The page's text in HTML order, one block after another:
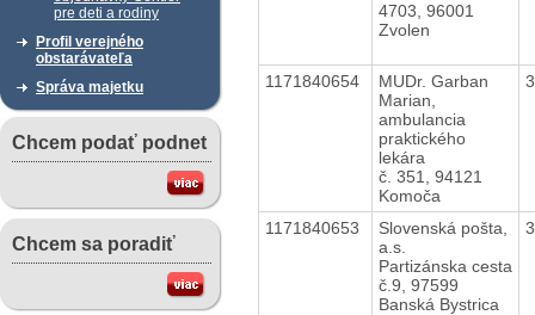
pre deti a rodiny
Profil verejného
obstarávateľa
Správa majetku
Chcem podať podnet
Chcem sa poradiť
4703, 96001
Zvolen
1171840654
MUDr. Garban
Marian,
ambulancia
praktického
lekára
č. 351, 94121
Komoča
1171840653
Slovenská pošta,
a.s.
Partizánska cesta
č.9, 97599
Banská Bystrica